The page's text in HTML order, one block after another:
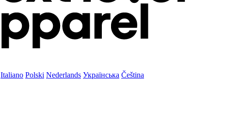
Italiano Polski Nederlands Українська Čeština